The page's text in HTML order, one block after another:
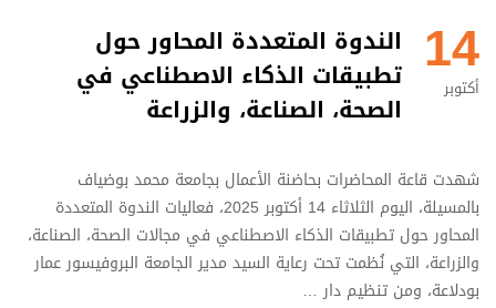
14
أكتوبر
الندوة المتعددة المحاور حول
تطبيقات الذكاء الاصطناعي في
الصحة، الصناعة، والزراعة
شهدت قاعة المحاضرات بحاضنة الأعمال بجامعة محمد بوضياف
بالمسيلة، اليوم الثلاثاء 14 أكتوبر 2025، فعاليات الندوة المتعددة
المحاور حول تطبيقات الذكاء الاصطناعي في مجالات الصحة، الصناعة،
والزراعة، التي نُظمت تحت رعاية السيد مدير الجامعة البروفيسور عمار
بودلاعة، ومن تنظيم دار …